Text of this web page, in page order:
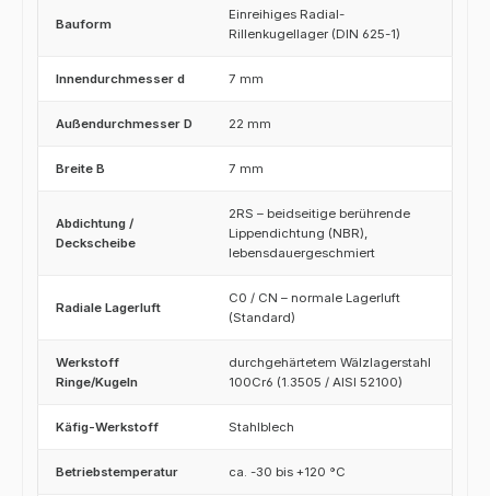
Bauform
Einreihiges Radial-
Rillenkugellager (DIN 625-1)
Innendurchmesser d 7 mm
Außendurchmesser D 22 mm
Breite B 7 mm
Abdichtung /
Deckscheibe
2RS – beidseitige berührende
Lippendichtung (NBR),
lebensdauergeschmiert
Radiale Lagerluft
C0 / CN – normale Lagerluft
(Standard)
Werkstoff
Ringe/Kugeln
durchgehärtetem Wälzlagerstahl
100Cr6 (1.3505 / AISI 52100)
Käfig-Werkstoff Stahlblech
Betriebstemperatur ca. -30 bis +120 °C